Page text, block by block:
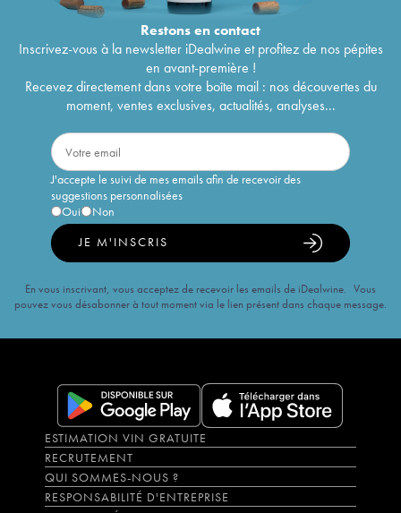
Restons encontact
Inscrivez-vous à la newsletter iDealwine et profitez de nos pépites
en avant-première !
Recevez directement dans votre boîte mail : nos découvertes du
moment, ventes exclusives, actualités, analyses...
J'accepte le suivi de mes emails afin de recevoir des
suggestions personnalisées
Oui
Non
JE M'INSCRIS
En vous inscrivant, vous acceptez de recevoir les emails de iDealwine. Vous
pouvez vous désabonner à tout moment via le lien présent dans chaque message.
ESTIMATION VIN GRATUITE
RECRUTEMENT
QUI SOMMES-NOUS ?
RESPONSABILITÉ D'ENTREPRISE